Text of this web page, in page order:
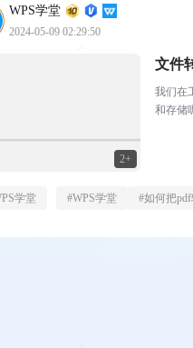
WPS学堂
2024-05-09 02:29:50
2+
文件
我们在
和存储
学堂 #WPS学堂 #如何把